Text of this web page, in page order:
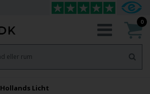
0
Hollands Licht